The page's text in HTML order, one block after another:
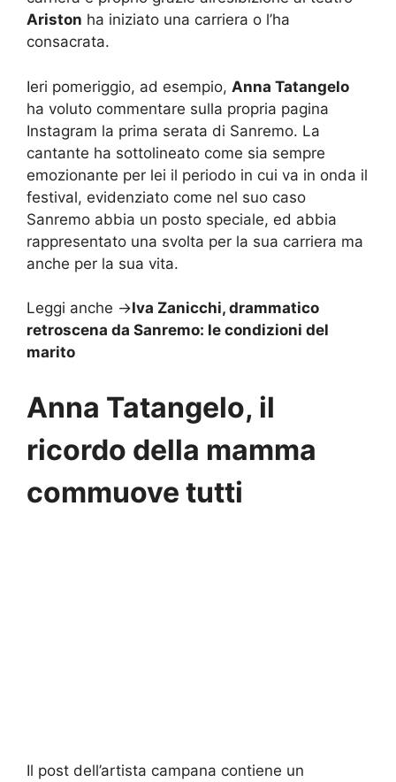
Ariston ha iniziato una carriera o l’ha
consacrata.
Ieri pomeriggio, ad esempio, Anna Tatangelo
ha voluto commentare sulla propria pagina
Instagram la prima serata di Sanremo. La
cantante ha sottolineato come sia sempre
emozionante per lei il periodo in cui va in onda il
festival, evidenziato come nel suo caso
Sanremo abbia un posto speciale, ed abbia
rappresentato una svolta per la sua carriera ma
anche per la sua vita.
Leggi anche ->Iva Zanicchi, drammatico
retroscena da Sanremo: le condizioni del
marito
Anna Tatangelo, il
ricordo della mamma
commuove tutti
Il post dell’artista campana contiene un